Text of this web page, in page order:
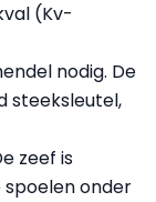
(Kv-
nodig. De
steeksleutel,
zeef is
onder